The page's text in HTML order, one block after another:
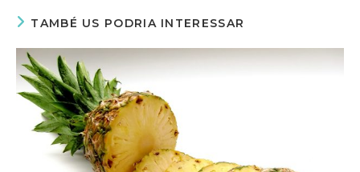
TAMBÉ US PODRIA INTERESSAR